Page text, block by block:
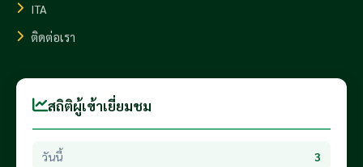
ITA
ติดต่อเรา
สถิติผู้เข้าเยี่ยมชม
วันนี้ 3